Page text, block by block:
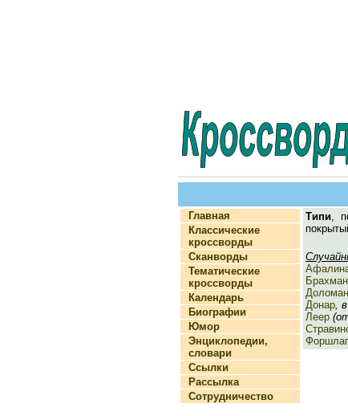
Главная
Классические
кроссворды
Сканворды
Тематические
кроссворды
Календарь
Биографии
Юмор
Энциклопедии,
словари
Ссылки
Рассылка
Сотрудничество
Типи,
Брахман
Доломан
Донар,
Леер
Форшлаг